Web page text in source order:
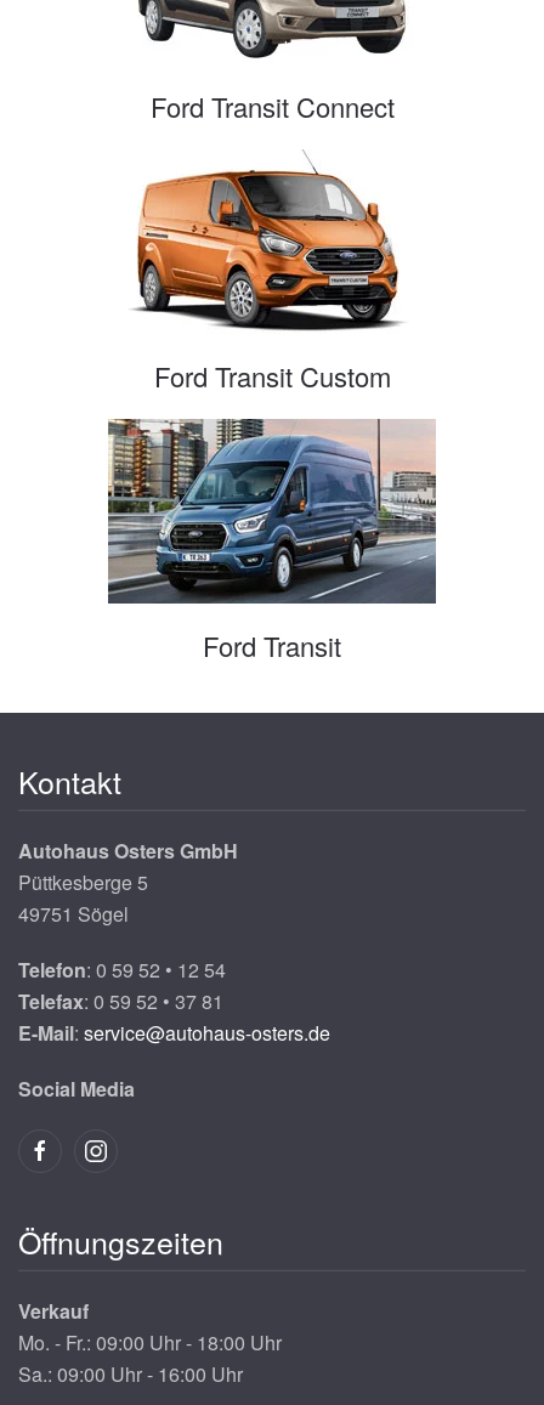
Ford Transit Connect
Ford Transit Custom
Ford Transit
Kontakt
Autohaus Osters GmbH
Püttkesberge 5
49751 Sögel
Telefon: 0 59 52 • 12 54
Telefax: 0 59 52 • 37 81
E-Mail: service@autohaus-osters.de
Social Media
Öffnungszeiten
Verkauf
Mo. - Fr.: 09:00 Uhr - 18:00 Uhr
Sa.: 09:00 Uhr - 16:00 Uhr